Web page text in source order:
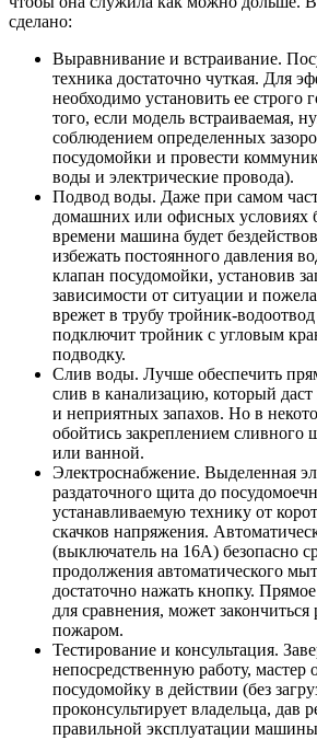
сделано:
Выравнивание и встраивание.
техника достаточно чуткая. Для
необходимо установить ее строго
того, если модель встраиваемая,
соблюдением определенных
посудомойки и провести
воды и электрические провода).
Подвод воды. Даже при самом
домашних или офисных условиях
времени машина будет
избежать постоянного давления
клапан посудомойки, установив
зависимости от ситуации и
врежет в трубу тройник-
подключит тройник с угловым
подводку.
Слив воды. Лучше обеспечить
слив в канализацию, который
и неприятных запахов. Но в
обойтись закреплением сливного
или ванной.
Электроснабжение. Выделенная
раздаточного щита до
устанавливаемую технику от
скачков напряжения.
(выключатель на 16А) безопасно
продолжения автоматического
достаточно нажать кнопку.
для сравнения, может
пожаром.
Тестирование и консультация.
непосредственную работу, мастер
посудомойку в действии (без
проконсультирует владельца, дав
правильной эксплуатации